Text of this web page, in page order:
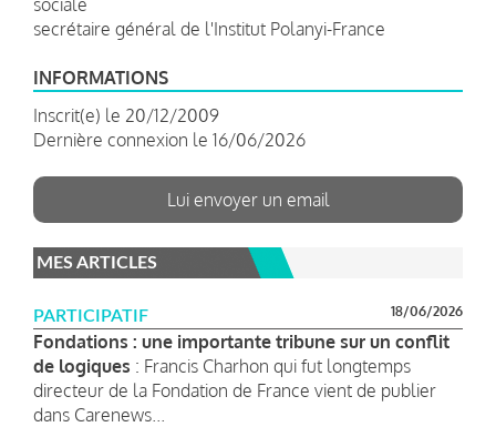
secrétaire général de l'Institut Polanyi-France
INFORMATIONS
Inscrit(e) le 20/12/2009
Dernière connexion le 16/06/2026
Lui envoyer un email
MES ARTICLES
PARTICIPATIF 18/06/2026
Fondations : une importante tribune sur un conflit
de logiques : Francis Charhon qui fut longtemps
directeur de la Fondation de France vient de publier
dans Carenews...